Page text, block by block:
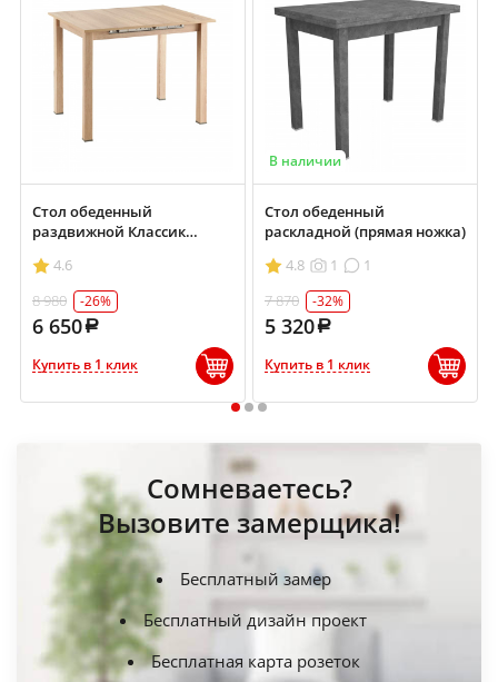
Стол обеденный
раздвижной Классик
4.6
8 980
-26%
6 650
Купить в 1 клик
В наличии
Стол обеденный
раскладной (прямая ножка)
4.8
1
1
7 870
-32%
5 320
Купить в 1 клик
1 2 3
Сомневаетесь?
Вызовите замерщика!
Бесплатный замер
Бесплатный дизайн проект
Бесплатная карта розеток